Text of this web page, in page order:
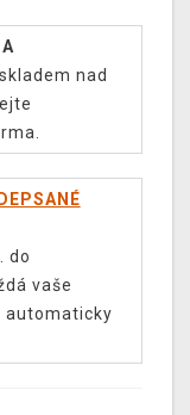
nad
do
vaše
automaticky